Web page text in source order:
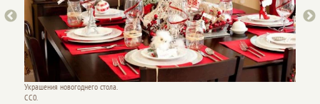
Украшения новогоднего стола.
СС0.